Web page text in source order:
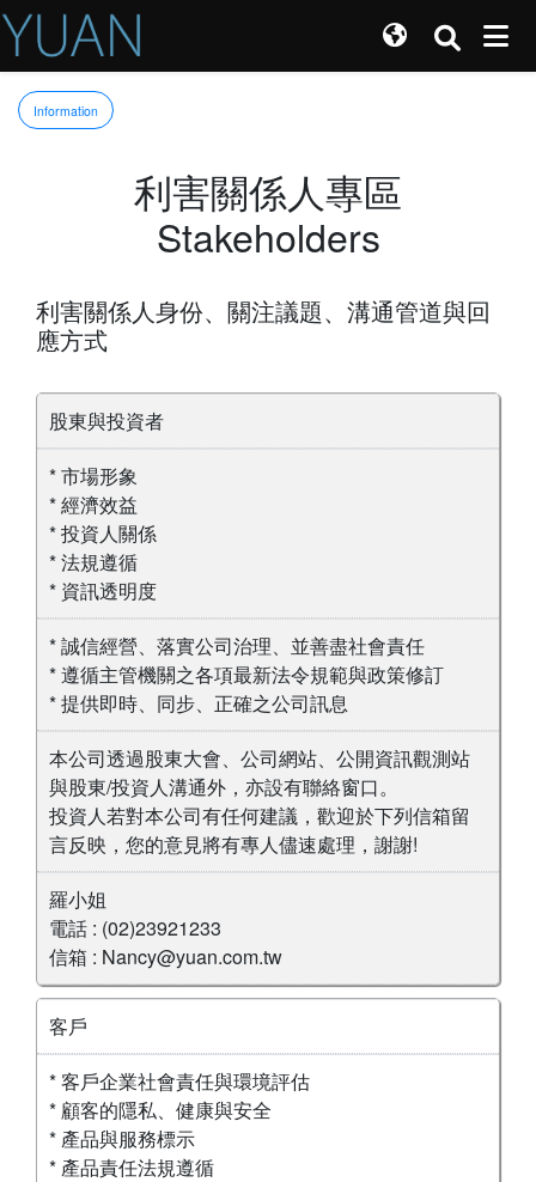
Information
利害關係人專區
Stakeholders
利害關係人身份、關注議題、溝通管道與回
應方式
股東與投資者
* 市場形象
* 經濟效益
* 投資人關係
* 法規遵循
* 資訊透明度
* 誠信經營、落實公司治理、並善盡社會責任
* 遵循主管機關之各項最新法令規範與政策修訂
* 提供即時、同步、正確之公司訊息
本公司透過股東大會、公司網站、公開資訊觀測站
與股東/投資人溝通外，亦設有聯絡窗口。
投資人若對本公司有任何建議，歡迎於下列信箱留
言反映，您的意見將有專人儘速處理，謝謝!
羅小姐
電話 : (02)23921233
信箱 : Nancy@yuan.com.tw
客戶
* 客戶企業社會責任與環境評估
* 顧客的隱私、健康與安全
* 產品與服務標示
* 產品責任法規遵循